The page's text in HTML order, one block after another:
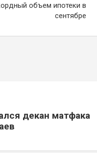
объем ипотеки в
сентябре
декан матфака